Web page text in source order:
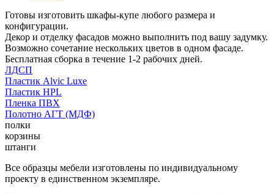
Готовы изготовить шкафы-купе любого размера и
конфигурации.
Декор и отделку фасадов можно выполнить под вашу задумку.
Возможно сочетание нескольких цветов в одном фасаде.
Бесплатная сборка в течение 1-2 рабочих дней.
ЛДСП
Пластик Alvic Luxe
Пластик HPL
Пленка ПВХ
Полотно АГТ (МДФ)
полки
корзины
штанги
Все образцы мебели изготовлены по индивидуальному
проекту в единственном экземпляре.